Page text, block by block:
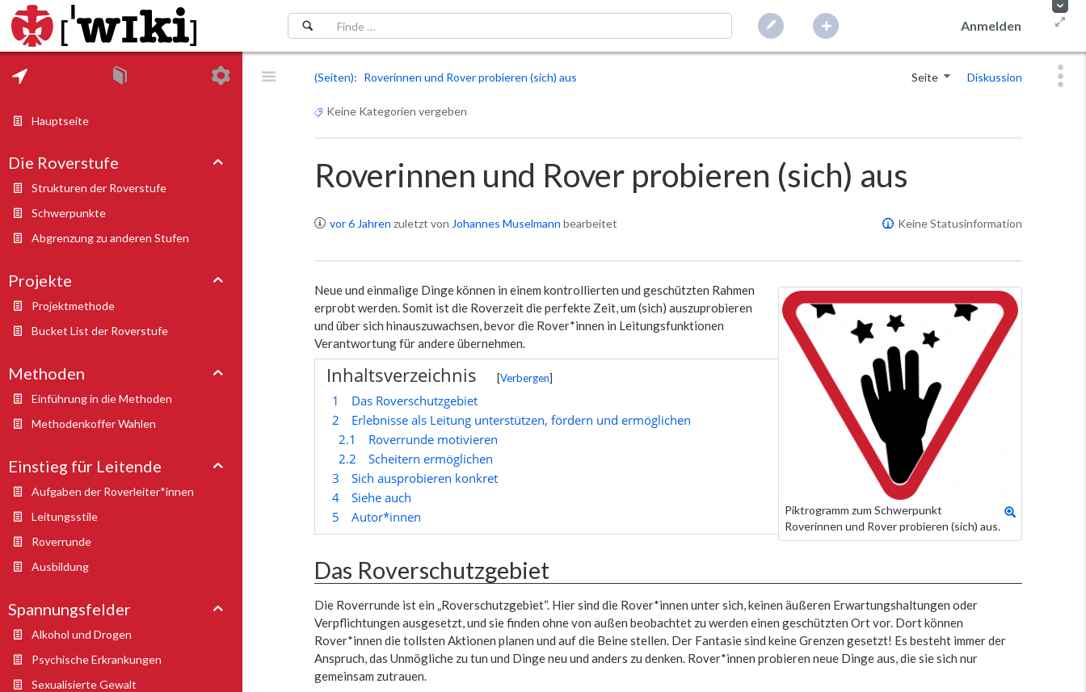
Anmelden
Hauptseite
Die Roverstufe
Strukturen der Roverstufe
Schwerpunkte
Abgrenzung zu anderen Stufen
Projekte
Projektmethode
Bucket List der Roverstufe
Methoden
Einführung in die Methoden
Methodenkoffer Wahlen
Einstieg für Leitende
Aufgaben der Roverleiter*innen
Leitungsstile
Roverrunde
Ausbildung
Spannungsfelder
Alkohol und Drogen
Psychische Erkrankungen
Sexualisierte Gewalt
(Seiten) Roverinnen und Rover probieren (sich) aus Seite Diskussion
Keine Kategorien vergeben
Roverinnen und Rover probieren (sich) aus
vor 6 Jahren zuletzt von Johannes Muselmann bearbeitet Keine Statusinformation
Piktrogramm zum Schwerpunkt
Roverinnen und Rover probieren (sich) aus.
Neue und einmalige Dinge können in einem kontrollierten und geschützten Rahmen
erprobt werden. Somit ist die Roverzeit die perfekte Zeit, um (sich) auszuprobieren
und über sich hinauszuwachsen, bevor die Rover*innen in Leitungsfunktionen
Verantwortung für andere übernehmen.
Inhaltsverzeichnis [Verbergen]
1
Das Roverschutzgebiet
2
Erlebnisse als Leitung unterstützen, fördern und ermöglichen
2.1
Roverrunde motivieren
2.2
Scheitern ermöglichen
3
Sich ausprobieren konkret
4
Siehe auch
5
Autor*innen
Das Roverschutzgebiet
Die Roverrunde ist ein „Roverschutzgebiet“. Hier sind die Rover*innen unter sich, keinen äußeren Erwartungshaltungen oder
Verpflichtungen ausgesetzt, und sie finden ohne von außen beobachtet zu werden einen geschützten Ort vor. Dort können
Rover*innen die tollsten Aktionen planen und auf die Beine stellen. Der Fantasie sind keine Grenzen gesetzt! Es besteht immer der
Anspruch, das Unmögliche zu tun und Dinge neu und anders zu denken. Rover*innen probieren neue Dinge aus, die sie sich nur
gemeinsam zutrauen.